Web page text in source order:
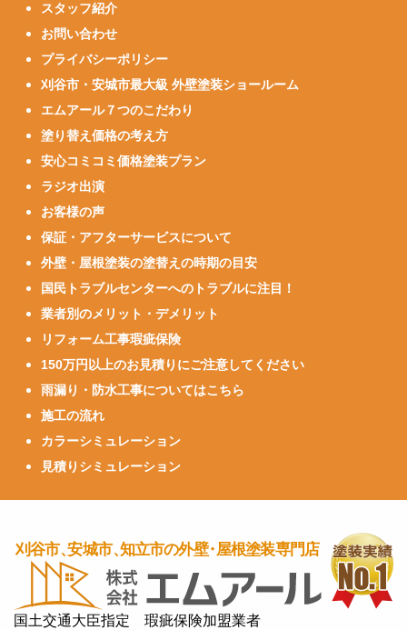
スタッフ紹介
お問い合わせ
プライバシーポリシー
刈谷市・安城市最大級 外壁塗装ショールーム
エムアール７つのこだわり
塗り替え価格の考え方
安心コミコミ価格塗装プラン
ラジオ出演
お客様の声
保証・アフターサービスについて
外壁・屋根塗装の塗替えの時期の目安
国民トラブルセンターへのトラブルに注目！
業者別のメリット・デメリット
リフォーム工事瑕疵保険
150万円以上のお見積りにご注意してください
雨漏り・防水工事についてはこちら
施工の流れ
カラーシミュレーション
見積りシミュレーション
国土交通大臣指定 瑕疵保険加盟業者